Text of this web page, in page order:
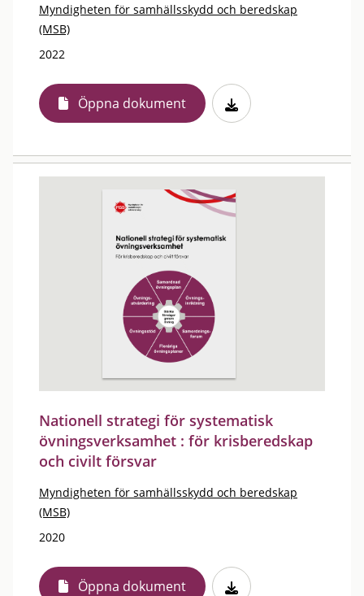
Myndigheten för samhällsskydd och beredskap
(MSB)
2022
Öppna dokument
Nationell strategi för systematisk
övningsverksamhet : för krisberedskap
och civilt försvar
Myndigheten för samhällsskydd och beredskap
(MSB)
2020
Öppna dokument